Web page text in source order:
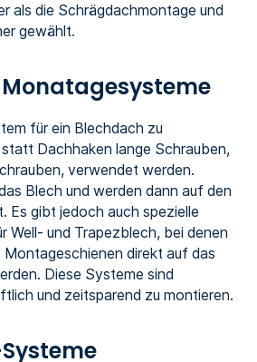
als die Schrägdachmontage und
gewählt.
für ein Blechdach zu
Dachhaken lange Schrauben,
verwendet werden.
Blech und werden dann auf den
Es gibt jedoch auch spezielle
Well- und Trapezblech, bei denen
Montageschienen direkt auf das
Diese Systeme sind
und zeitsparend zu montieren.